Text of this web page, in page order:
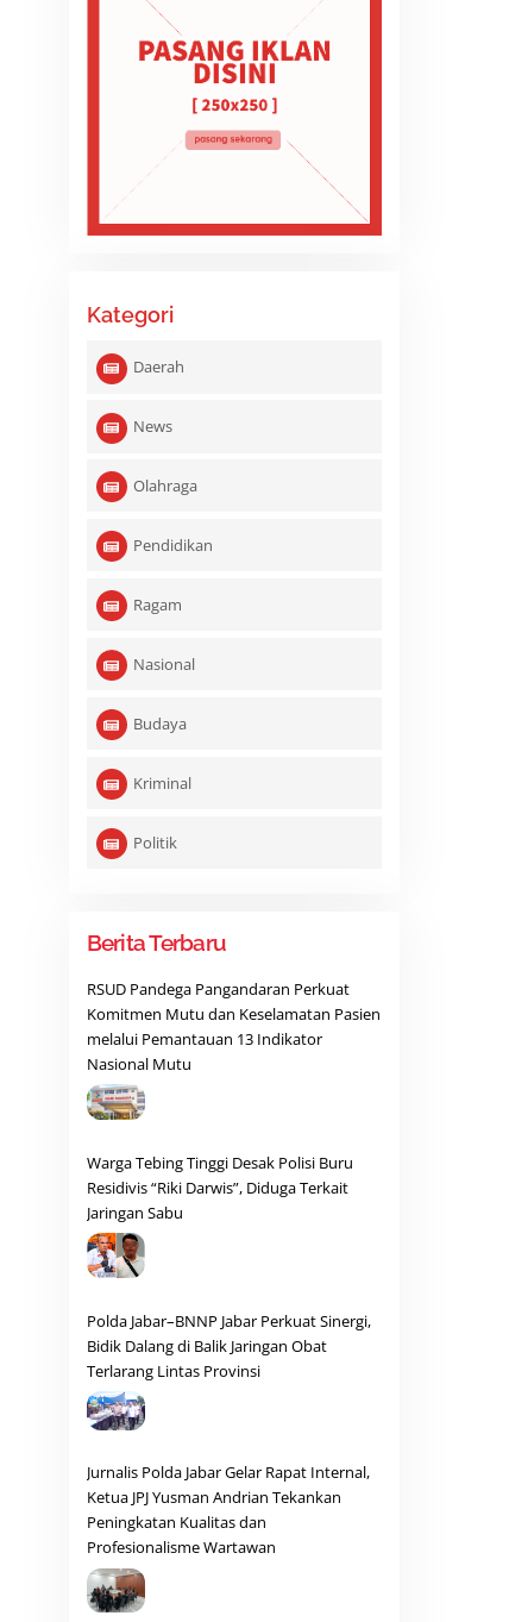
Kategori
Daerah
News
Olahraga
Pendidikan
Ragam
Nasional
Budaya
Kriminal
Politik
Berita Terbaru
RSUD Pandega Pangandaran Perkuat
Komitmen Mutu dan Keselamatan Pasien
melalui Pemantauan 13 Indikator
Nasional Mutu
Warga Tebing Tinggi Desak Polisi Buru
Residivis “Riki Darwis”, Diduga Terkait
Jaringan Sabu
Polda Jabar–BNNP Jabar Perkuat Sinergi,
Bidik Dalang di Balik Jaringan Obat
Terlarang Lintas Provinsi
Jurnalis Polda Jabar Gelar Rapat Internal,
Ketua JPJ Yusman Andrian Tekankan
Peningkatan Kualitas dan
Profesionalisme Wartawan